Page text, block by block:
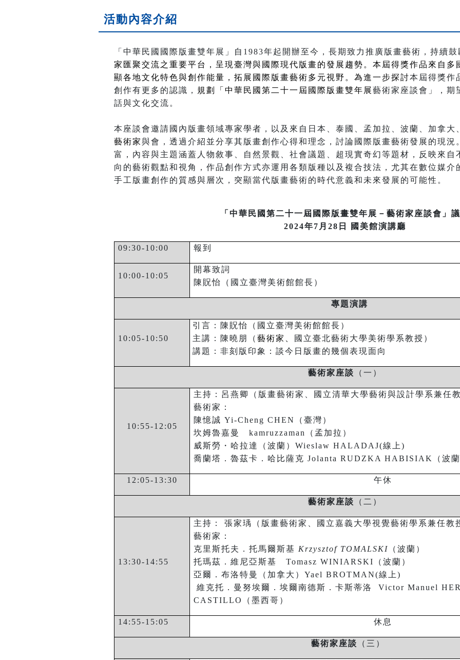
活動內容介紹
「中華民國國際版畫雙年展」自 1983年起開辦至今，長期致力推廣版畫藝術，持續
家匯聚交流之重要平台，呈現臺灣與國際現代版畫的發展趨勢。本屆得獎作品來自
顯各地文化特色與創作能量，拓展國際版畫藝術多元視野。為進一步探討本屆得獎作
創作有更多的認識， 規劃「中華民國第二十一屆國際版畫雙年展藝術家座談會」，期
話與文化交流。
本座談會邀請國內版畫領域專家學者，以及來自日本、泰國、孟加拉、波蘭、加拿大
藝術家與會，透過介紹並分享其版畫創作心得和理念，討論國際版畫藝術發展的現況
富，內容與主題涵蓋人物敘事、自然景觀、社會議題、超現實奇幻等題材，反映來
向的藝術觀點和視角，作品創作方式亦運用各類版種以及複合技法，尤其在數位媒
手工版畫創作的質感與層次，突顯當代版畫藝術的時代意義和未來發展的可能性。
「 中華民國第二十一屆國際版畫雙年展－藝術家座談會 」
2024年7 月 28 日 國美館演講廳
09:30-10:00 報到
10:00-10:05
開幕致詞
陳貺怡（國立臺灣美術館館長）
專題演講
10:05-10:50
引言：陳貺怡（國立臺灣美術館館長）
主講：陳曉朋（ 藝術家、
國立臺北藝術大學美術學系教授）
講題：非刻版印象：談今日版畫的幾個表現面向
藝術家座談 （一）
10:55-12:05
主持：呂燕卿（ 版畫藝術家、
國立清華大學藝術與設計學系兼任
藝術家：
陳憶誠 Yi-Cheng CHEN
（臺灣）
坎姆魯嘉曼 kamruzzaman
（孟加拉）
威斯勞・哈拉達（波蘭） Wieslaw HALADAJ(線上 )
喬蘭塔．魯茲卡．哈比薩克 Jolanta RUDZKA HABISIAK （波
12:05-13:30 午休
藝術家座談 （二）
13:30-14:55
主持： 張家瑀（ 版畫藝術家、
國立嘉義大學視覺藝術學系兼任教
藝術家：
克里斯托夫．托馬爾斯基 Krzysztof TOMALSKI （波蘭）
托瑪茲．維尼亞斯基 Tomasz WINIARSKI
（波蘭）
亞爾．布洛特曼（加拿大） Yael BROTMAN(線上 )
維克托．曼努埃爾．埃爾南德斯．卡斯蒂洛 Victor Manuel
CASTILLO
（墨西哥）
14:55-15:05 休息
藝術家座談 （三）